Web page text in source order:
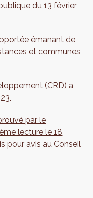
du 13 février
émanant de
et communes
(CRD) a
par le
lecture le 18
pour avis au Conseil